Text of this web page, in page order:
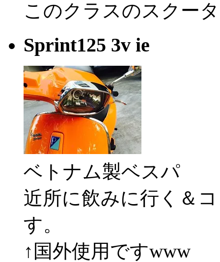
このクラスのスクー
Sprint125 3v ie
ベトナム製ベスパ
近所に飲みに行く＆
す。
↑国外使用ですwww